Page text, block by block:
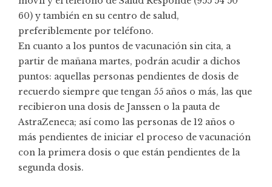
60) y también en su centro de salud,
preferiblemente por teléfono.
En cuanto a los puntos de vacunación sin cita, a
partir de mañana martes, podrán acudir a dichos
puntos: aquellas personas pendientes de dosis de
recuerdo siempre que tengan 55 años o más, las que
recibieron una dosis de Janssen o la pauta de
AstraZeneca; así como las personas de 12 años o
más pendientes de iniciar el proceso de vacunación
con la primera dosis o que están pendientes de la
segunda dosis.